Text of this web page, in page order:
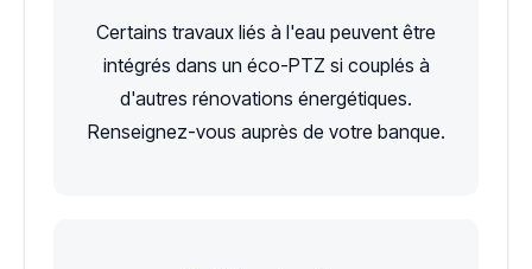
Certains travaux liés à l'eau peuvent être
intégrés dans un éco-PTZ si couplés à
d'autres rénovations énergétiques.
Renseignez-vous auprès de votre banque.